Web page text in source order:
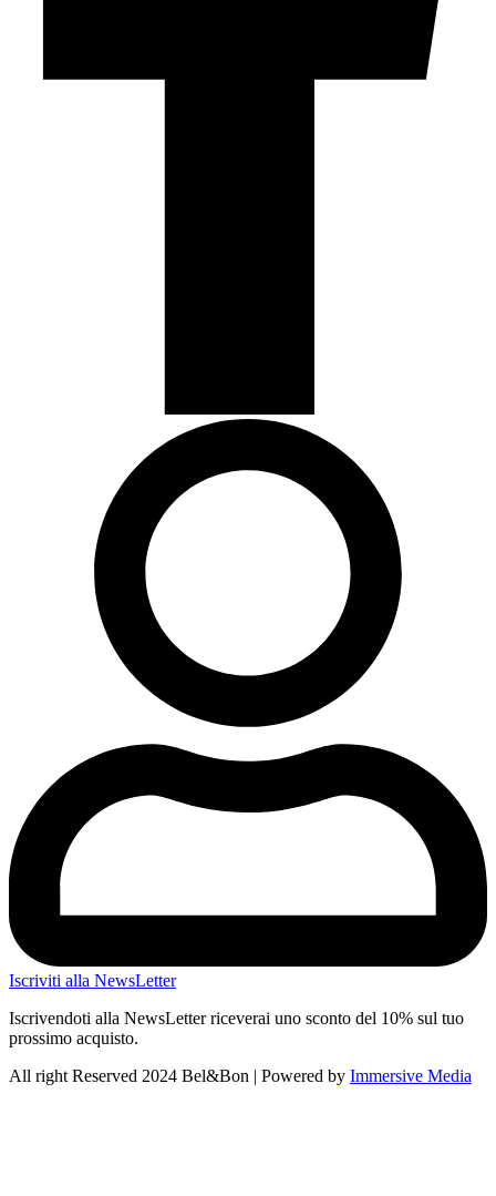
Iscriviti alla NewsLetter
Iscrivendoti alla NewsLetter riceverai uno sconto del 10% sul tuo
prossimo acquisto.
All right Reserved 2024 Bel&Bon | Powered by Immersive Media